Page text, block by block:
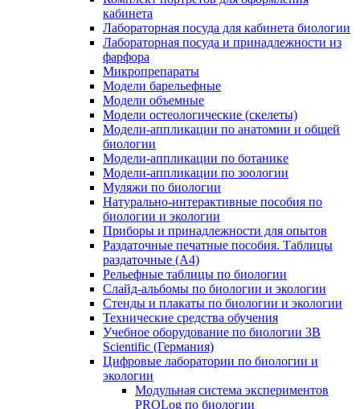
кабинета
Лабораторная посуда для кабинета биологии
Лабораторная посуда и принадлежности из
фарфора
Микропрепараты
Модели барельефные
Модели объемные
Модели остеологические (скелеты)
Модели-аппликации по анатомии и общей
биологии
Модели-аппликации по ботанике
Модели-аппликации по зоологии
Муляжи по биологии
Натурально-интерактивные пособия по
биологии и экологии
Приборы и принадлежности для опытов
Раздаточные печатные пособия. Таблицы
раздаточные (А4)
Рельефные таблицы по биологии
Слайд-альбомы по биологии и экологии
Стенды и плакаты по биологии и экологии
Технические средства обучения
Учебное оборудование по биологии 3B
Scientific (Германия)
Цифровые лаборатории по биологии и
экологии
Модульная система экспериментов
PROLog по биологии